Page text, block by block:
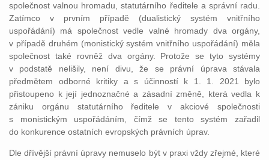
společnost valnou hromadu, statutárního ředitele a správní radu.
Zatímco v prvním případě (dualistický systém vnitřního
uspořádání) má společnost vedle valné hromady dva orgány,
v případě druhém (monistický systém vnitřního uspořádání) měla
společnost také rovněž dva orgány. Protože se tyto systémy
v podstatě nelišily, není divu, že se právní úprava stávala
předmětem odborné kritiky a s účinností k 1. 1. 2021 bylo
přistoupeno k její jednoznačné a zásadní změně, která vedla k
zániku orgánu statutárního ředitele v akciové společnosti
s monistickým uspořádáním, čímž se tento systém zařadil
do konkurence ostatních evropských právních úprav.
Dle dřívější právní úpravy nemuselo být v praxi vždy zřejmé, které